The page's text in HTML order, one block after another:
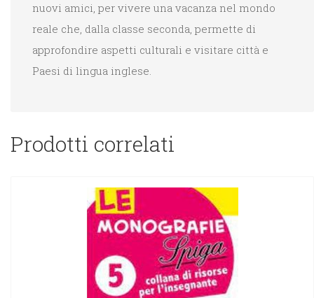
nuovi amici, per vivere una vacanza nel mondo
reale che, dalla classe seconda, permette di
approfondire aspetti culturali e visitare città e
Paesi di lingua inglese.
Prodotti correlati